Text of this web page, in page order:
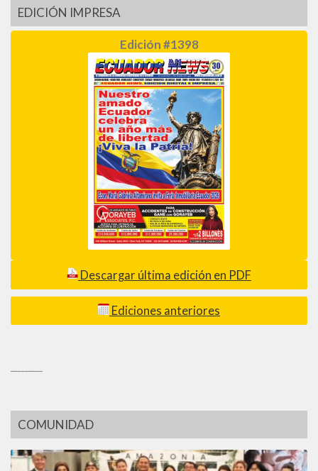
EDICIÓN IMPRESA
Edición #1398
Descargar última edición en PDF
Ediciones anteriores
COMUNIDAD